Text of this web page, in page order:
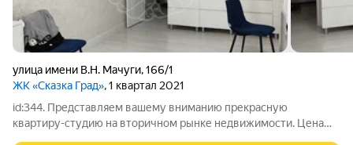
улица имени В.Н. Мачуги,166/1
ЖК «Сказка Град», 1 квартал 2021
id:344. Представляем вашему вниманию прекрасную
квартиру-студию на вторичном рынке недвижимости. Цена